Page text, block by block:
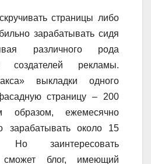
страницы либо
зарабатывать сидя
различного рода
создателей рекламы.
выкладки одного
страницу – 200
образом, ежемесячно
зарабатывать около 15
заинтересовать
сможет блог, имеющий